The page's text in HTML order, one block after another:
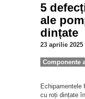
5
ale
dințate
23 aprilie 2025
Componente
Echipamentele
cu roți dințate